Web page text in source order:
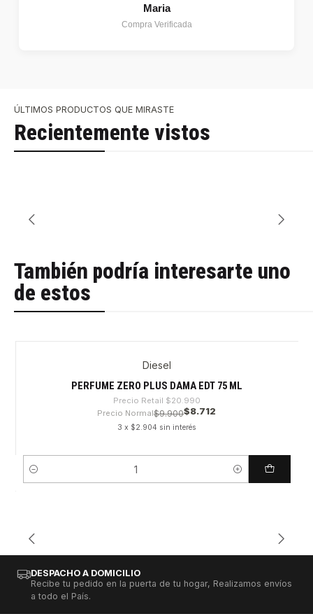
Maria
Compra Verificada
ÚLTIMOS PRODUCTOS QUE MIRASTE
Recientemente vistos
También podría interesarte uno
de estos
Diesel
PERFUME ZERO PLUS DAMA EDT 75 ML
Precio Retail $20.990
Precio Normal$9.900$8.712
3 x $2.904 sin interés
Cantidad
DESPACHO A DOMICILIO
Recibe tu pedido en la puerta de tu hogar, Realizamos envíos
a todo el País.